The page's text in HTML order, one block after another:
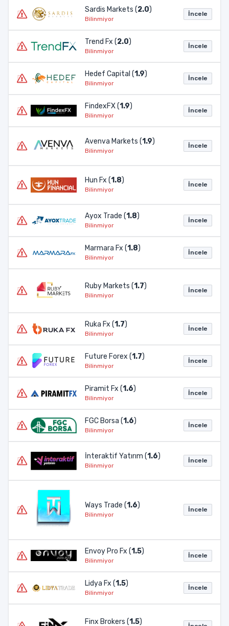
Sardis Markets (2.0)
Bilinmiyor
İncele
Trend Fx (2.0)
Bilinmiyor
İncele
Hedef Capital (1.9)
Bilinmiyor
İncele
FindexFX (1.9)
Bilinmiyor
İncele
Avenva Markets (1.9)
Bilinmiyor
İncele
Hun Fx (1.8)
Bilinmiyor
İncele
Ayox Trade (1.8)
Bilinmiyor
İncele
Marmara Fx (1.8)
Bilinmiyor
İncele
Ruby Markets (1.7)
Bilinmiyor
İncele
Ruka Fx (1.7)
Bilinmiyor
İncele
Future Forex (1.7)
Bilinmiyor
İncele
Piramit Fx (1.6)
Bilinmiyor
İncele
FGC Borsa (1.6)
Bilinmiyor
İncele
İnteraktif Yatırım (1.6)
Bilinmiyor
İncele
Ways Trade (1.6)
Bilinmiyor
İncele
Envoy Pro Fx (1.5)
Bilinmiyor
İncele
Lidya Fx (1.5)
Bilinmiyor
İncele
Finx Brokers (1.5)